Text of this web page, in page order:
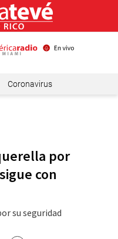
Coronavirus
por
con
su seguridad